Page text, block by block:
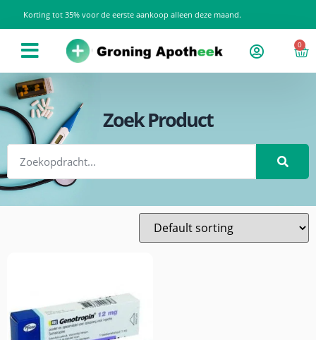
Korting tot 35% voor de eerste aankoop alleen deze maand.
0
Zoek Product